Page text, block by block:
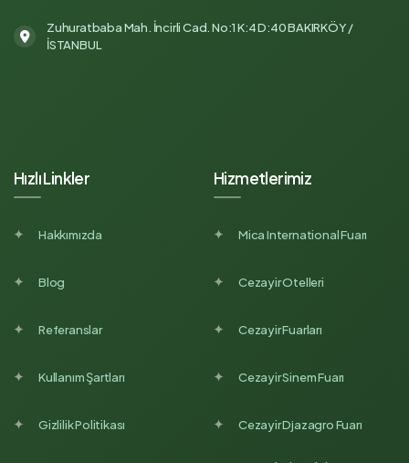
Zuhuratbaba Mah. İncirli Cad. No:1 K:4 D:40 BAKIRKÖY /
İSTANBUL
Hızlı Linkler
Hakkımızda
Blog
Referanslar
Kullanım Şartları
Gizlilik Politikası
Hizmetlerimiz
Mica International Fuarı
Cezayir Otelleri
Cezayir Fuarları
Cezayir Sinem Fuarı
Cezayir Djazagro Fuarı